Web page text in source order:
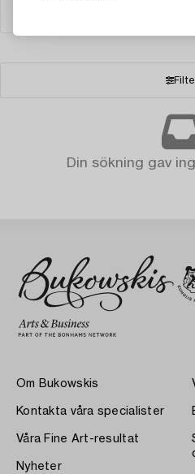
Din sökning gav
Om Bukowskis
Kontakta våra specialister
Våra Fine Art-resultat
Nyheter